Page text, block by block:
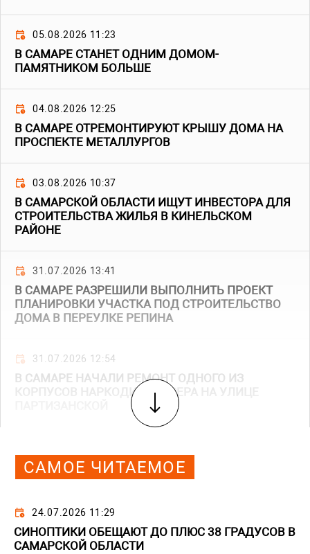
05.08.2026 11:23
В САМАРЕ СТАНЕТ ОДНИМ ДОМОМ-
ПАМЯТНИКОМ БОЛЬШЕ
04.08.2026 12:25
В САМАРЕ ОТРЕМОНТИРУЮТ КРЫШУ ДОМА НА
ПРОСПЕКТЕ МЕТАЛЛУРГОВ
03.08.2026 10:37
В САМАРСКОЙ ОБЛАСТИ ИЩУТ ИНВЕСТОРА ДЛЯ
СТРОИТЕЛЬСТВА ЖИЛЬЯ В КИНЕЛЬСКОМ
РАЙОНЕ
31.07.2026 13:41
В САМАРЕ РАЗРЕШИЛИ ВЫПОЛНИТЬ ПРОЕКТ
ПЛАНИРОВКИ УЧАСТКА ПОД СТРОИТЕЛЬСТВО
ДОМА В ПЕРЕУЛКЕ РЕПИНА
31.07.2026 12:54
В САМАРЕ НАЧАЛИ РЕМОНТ ОДНОГО ИЗ
КОРПУСОВ НАРКОДИСПАНСЕРА НА УЛИЦЕ
САМОЕ ЧИТАЕМОЕ
24.07.2026 11:29
СИНОПТИКИ ОБЕЩАЮТ ДО ПЛЮС 38 ГРАДУСОВ В
САМАРСКОЙ ОБЛАСТИ